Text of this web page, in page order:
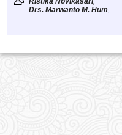
Drs. Marwanto M. Hum,